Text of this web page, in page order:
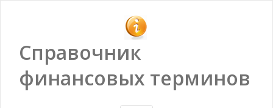
Справочник
финансовых терминов